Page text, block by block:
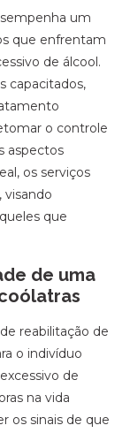
um
que enfrentam
de álcool.
capacitados,
o controle
aspectos
os serviços
visando
que
de uma
reabilitação de
o indivíduo
de
na vida
os sinais de que